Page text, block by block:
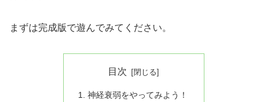
まずは完成版で遊んでみてください。
目次
神経衰弱をやってみよう！